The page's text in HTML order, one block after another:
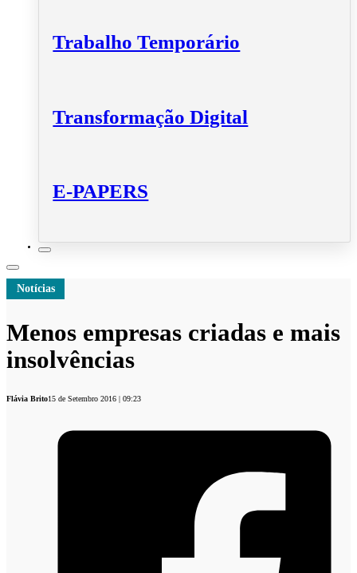
Trabalho Temporário
Transformação Digital
E-PAPERS
Notícias
Menos empresas criadas e mais
insolvências
Flávia Brito15 de Setembro 2016 | 09:23